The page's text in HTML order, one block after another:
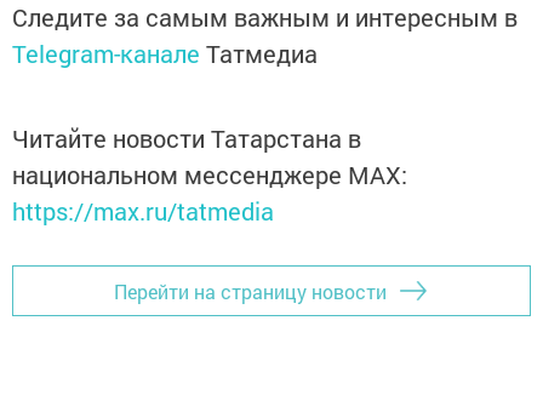
Следите за самым важным и интересным в
Telegram-канале Татмедиа
Читайте новости Татарстана в
национальном мессенджере MАХ:
https://max.ru/tatmedia
Перейти на страницу новости